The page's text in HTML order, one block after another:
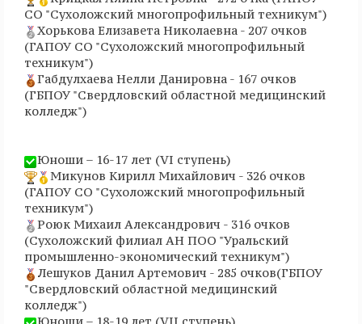
СО "Сухоложский многопрофильный техникум")
Хорькова Елизавета Николаевна - 207 очков
(ГАПОУ СО "Сухоложский многопрофильный
техникум")
Габдулхаева Нелли Данировна - 167 очков
(ГБПОУ "Свердловский областной медицинский
колледж")
Юноши – 16-17 лет (VI ступень)
Микунов Кирилл Михайлович - 326 очков
(ГАПОУ СО "Сухоложский многопрофильный
техникум")
Роюк Михаил Александрович - 316 очков
(Сухоложский филиал АН ПОО "Уральский
промышленно-экономический техникум")
Лешуков Данил Артемович - 285 очков(ГБПОУ
"Свердловский областной медицинский
колледж")